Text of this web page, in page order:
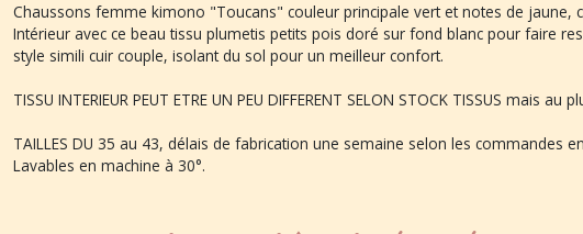
Chaussons femme kimono "Toucans" couleur principale vert et notes de
Intérieur avec ce beau tissu plumetis petits pois doré sur fond blanc pour faire
style simili cuir couple, isolant du sol pour un meilleur confort.
TISSU INTERIEUR PEUT ETRE UN PEU DIFFERENT SELON STOCK TISSUS mais
TAILLES DU 35 au 43, délais de fabrication une semaine selon les commandes
Lavables en machine à 30°.